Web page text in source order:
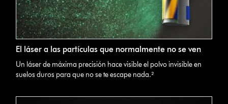
El láser a las partículas que normalmente no se ven
Un láser de máxima precisión hace visible el polvo invisible en
suelos duros para que no se te escape nada.²